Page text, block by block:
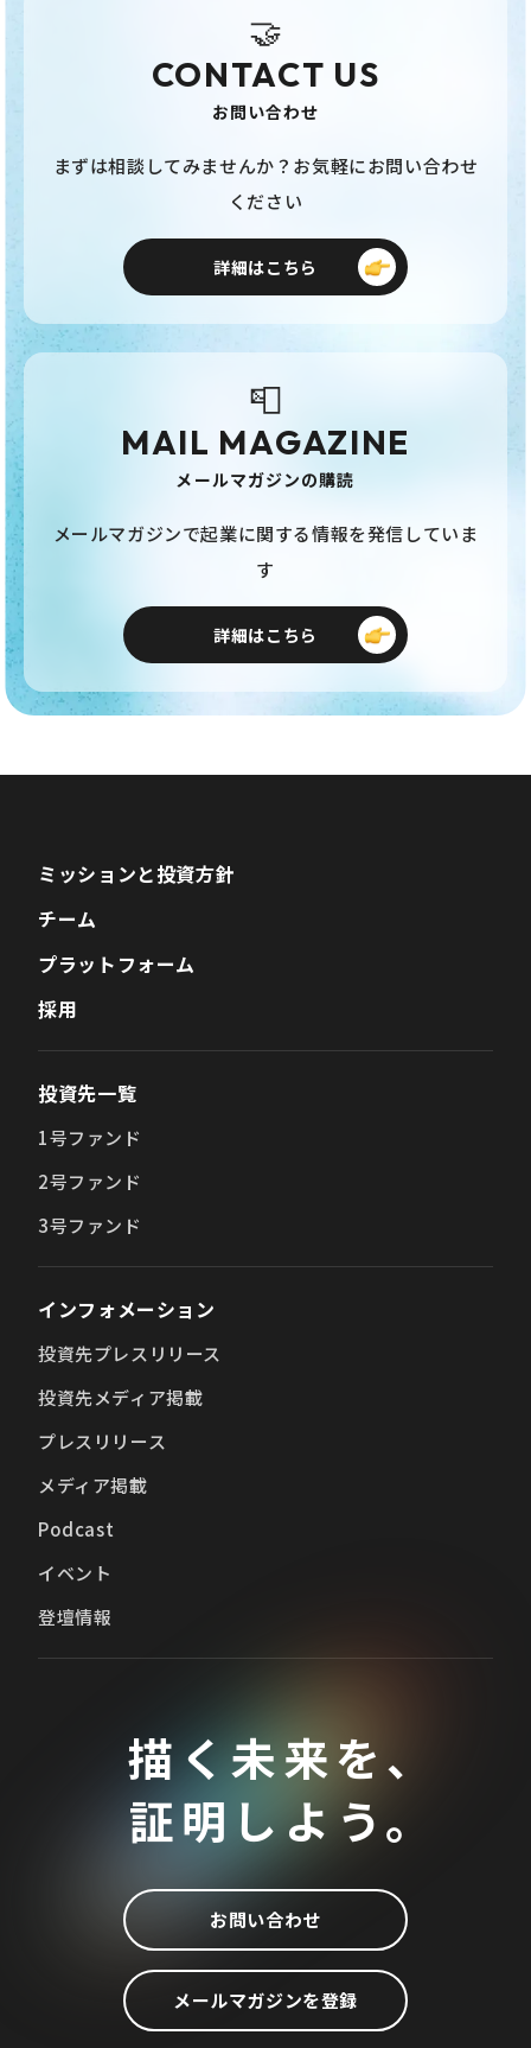
🤝
CONTACT US
お問い合わせ
まずは相談してみませんか？お気軽にお問い合わせ
ください
詳細はこちら
📮
MAIL MAGAZINE
メールマガジンの購読
メールマガジンで起業に関する情報を発信していま
す
詳細はこちら
ミッションと投資方針
チーム
プラットフォーム
採用
投資先一覧
1号ファンド
2号ファンド
3号ファンド
インフォメーション
投資先プレスリリース
投資先メディア掲載
プレスリリース
メディア掲載
Podcast
イベント
登壇情報
描く未来を、
証明しよう。
お問い合わせ
メールマガジンを登録